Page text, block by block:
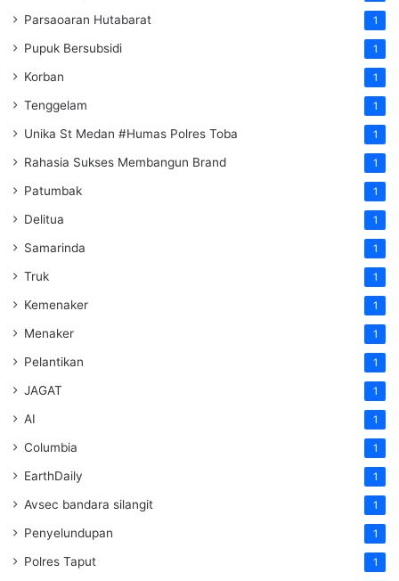
Parsaoaran Hutabarat 1
Pupuk Bersubsidi 1
Korban 1
Tenggelam 1
Unika St Medan #Humas Polres Toba 1
Rahasia Sukses Membangun Brand 1
Patumbak 1
Delitua 1
Samarinda 1
Truk 1
Kemenaker 1
Menaker 1
Pelantikan 1
JAGAT 1
AI 1
Columbia 1
EarthDaily 1
Avsec bandara silangit 1
Penyelundupan 1
Polres Taput 1